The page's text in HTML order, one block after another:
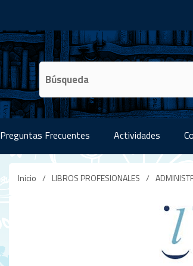
Preguntas Frecuentes Actividades
Inicio / LIBROS PROFESIONALES /